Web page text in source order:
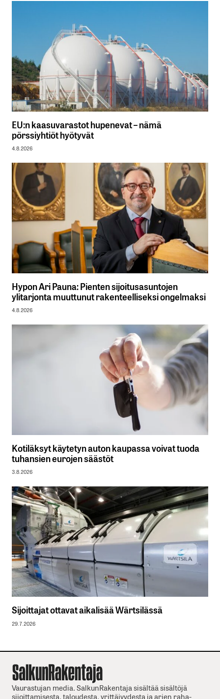
EU:n kaasuvarastot hupenevat – nämä
pörssiyhtiöt hyötyvät
4.8.2026
Hypon Ari Pauna: Pienten sijoitusasuntojen
ylitarjonta muuttunut rakenteelliseksi ongelmaksi
4.8.2026
Kotiläksyt käytetyn auton kaupassa voivat tuoda
tuhansien eurojen säästöt
3.8.2026
Sijoittajat ottavat aikalisää Wärtsilässä
29.7.2026
Vaurastujan media. SalkunRakentaja sisältää sisältöjä
sijoittamisesta, taloudesta, yrittäjyydesta ja arjen raha-